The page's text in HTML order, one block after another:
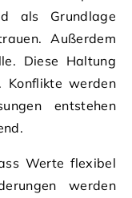
als Grundlage
Außerdem
Diese Haltung
Konflikte werden
entstehen
Werte flexibel
werden